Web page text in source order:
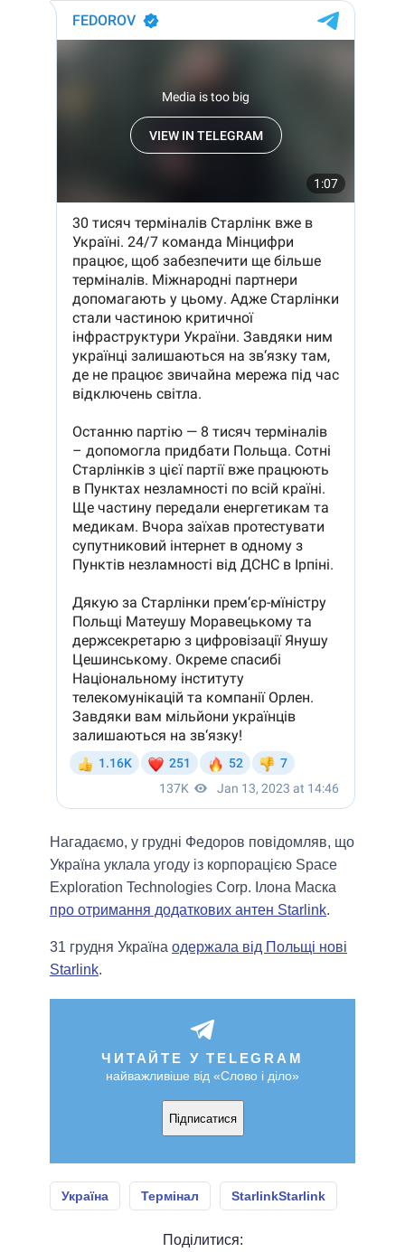
Нагадаємо, у грудні Федоров повідомляв, що
Україна уклала угоду із корпорацією Space
Exploration Technologies Corp. Ілона Маска
про отримання додаткових антен Starlink.
31 грудня Україна одержала від Польщі нові
Starlink.
ЧИТАЙТЕ У TELEGRAM
найважливіше від «Слово і діло»
Підписатися
Україна Термінал StarlinkStarlink
Поділитися: